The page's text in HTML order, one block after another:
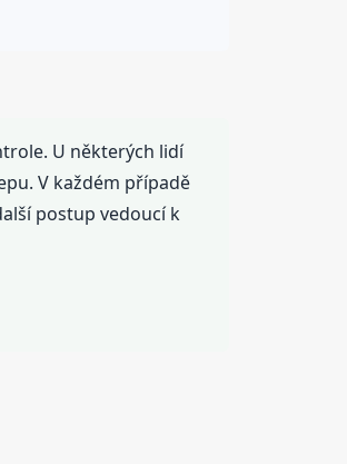
U některých lidí
V každém případě
postup vedoucí k